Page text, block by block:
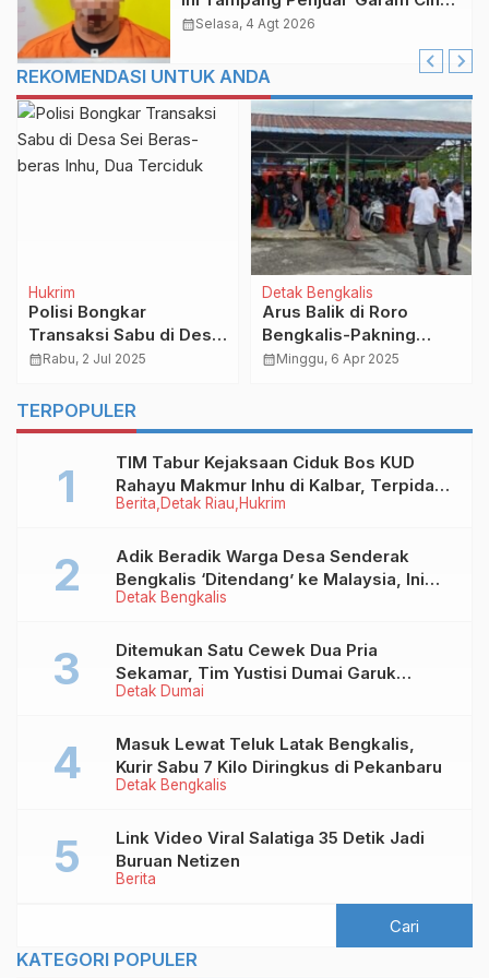
di Baganbesar Timur
calendar_monthSelasa, 4 Agt 2026
REKOMENDASI UNTUK ANDA
Hukrim
Polisi Bongkar
Transaksi Sabu di Desa
Sei Beras-beras Inhu,
calendar_monthRabu, 2 Jul 2025
Detak Bengkalis
Arus Balik di Roro
Bengkalis-Pakning
Membeludak, Tiket
calendar_monthMinggu, 6 Apr 2025
TERPOPULER
Berita Detak Riau Hukrim
TIM Tabur Kejaksaan Ciduk Bos KUD
Rahayu Makmur Inhu di Kalbar, Terpidana
Kredit Fiktif Rp2,8 M
Detak Bengkalis
Adik Beradik Warga Desa Senderak
Bengkalis ‘Ditendang’ ke Malaysia, Ini
Sebabnya!
Detak Dumai
Ditemukan Satu Cewek Dua Pria
Sekamar, Tim Yustisi Dumai Garuk
Puluhan Pasangan Mesum
Detak Bengkalis
Masuk Lewat Teluk Latak Bengkalis,
Kurir Sabu 7 Kilo Diringkus di Pekanbaru
Berita
Link Video Viral Salatiga 35 Detik Jadi
Buruan Netizen
KATEGORI POPULER